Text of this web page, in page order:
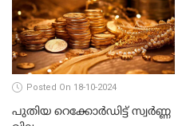
Posted On 18-10-2024
പുതിയ റെക്കോർഡിട്ട് സ്വർണ്ണ